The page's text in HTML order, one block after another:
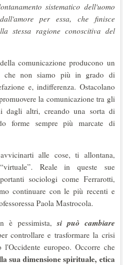
sistematico dell'uomo
per essa, che finisce
stessa ragione conoscitiva del
comunicazione producono un
che non siamo più in grado di
e, indifferenza. Ostacolano
la comunicazione tra gli
altri, creando una sorta di
forme sempre più marcate di
alle cose, ti allontana,
Reale in queste sue
sociologi come Ferrarotti,
continuare con le più recenti e
Paola Mastrocola.
è pessimista,si può cambiare
controllare e trasformare la crisi
europeo. Occorre che
sua dimensione spirituale, etica